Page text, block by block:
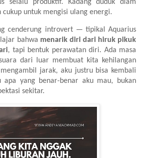
selalu produktif. Kadang duduk diam
cukup untuk mengisi ulang energi.
cenderung introvert — tipikal Aquarius
bahwa menarik diri dari hiruk pikuk
, tapi bentuk perawatan diri. Ada masa
dari luar membuat kita kehilangan
jarak, aku justru bisa kembali
apa yang benar-benar aku mau, bukan
sekitar.